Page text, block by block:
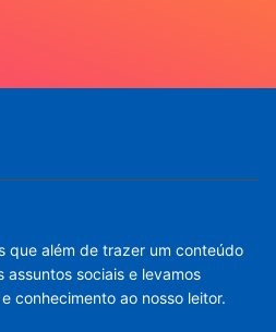
que além de trazer um conteúdo
assuntos sociais e levamos
conhecimento ao nosso leitor.